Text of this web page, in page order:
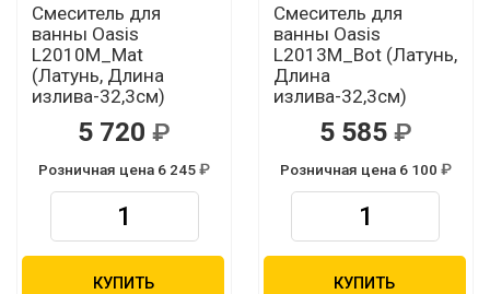
Смеситель для
ванны Oasis
L2010М_Mat
(Латунь, Длина
излива-32,3см)
5 720
Розничная цена 6 245
КУПИТЬ
Смеситель для
ванны Oasis
L2013М_Bot (Латунь,
Длина
излива-32,3см)
5 585
Розничная цена 6 100
КУПИТЬ